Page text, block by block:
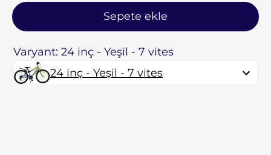
Sepete ekle
Varyant: 24 inç - Yeşil - 7 vites
24 inç - Yeşil - 7 vites